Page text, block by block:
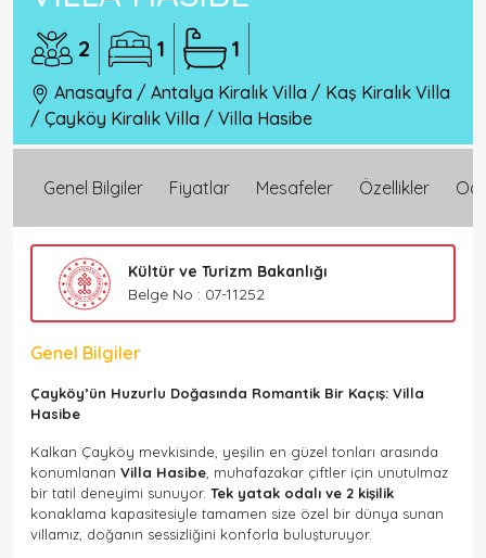
2 1 1
Anasayfa / Antalya Kiralık Villa / Kaş Kiralık Villa
/ Çayköy Kiralık Villa / Villa Hasibe
Genel Bilgiler Fiyatlar Mesafeler Özellikler
Kültür ve Turizm Bakanlığı
Belge No : 07-11252
Genel Bilgiler
Çayköy’ün Huzurlu Doğasında Romantik Bir Kaçış: Villa
Hasibe
Kalkan Çayköy mevkisinde, yeşilin en güzel tonları arasında
konumlanan Villa Hasibe , muhafazakar çiftler için unutulmaz
bir tatil deneyimi sunuyor. Tek yatak odalı ve 2 kişilik
konaklama kapasitesiyle tamamen size özel bir dünya sunan
villamız, doğanın sessizliğini konforla buluşturuyor.